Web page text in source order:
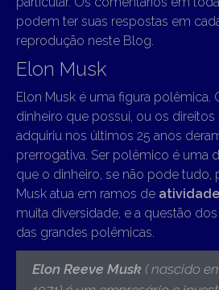
podem ter suas respostas em
reprodução neste Blog.
Elon Musk
Elon Musk é uma figura polêmica.
dinheiro que possui, ou os
adquiriu nos últimos 25 anos
prerrogativa. Ser polêmico é uma
que o dinheiro, se não pode tudo,
Musk atua em ramos de
muita diversidade, e a questão
das grandes polêmicas.
Elon Reeve Musk ( nascido